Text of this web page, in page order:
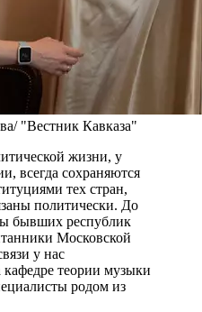
"Вестник Кавказа"
жизни, у
всегда сохраняются
тех стран,
политически. До
бывших республик
Московской
у нас
теории музыки
родом из